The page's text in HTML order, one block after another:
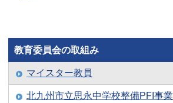
教育委員会の取組み
マイスター教員
北九州市立思永中学校整備PFI事業